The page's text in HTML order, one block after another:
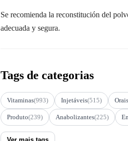
Se recomienda la reconstitución del
adecuada y segura.
Tags de categorias
Vitaminas(993) Injetáveis(515) Orais
Produto(239) Anabolizantes(225)